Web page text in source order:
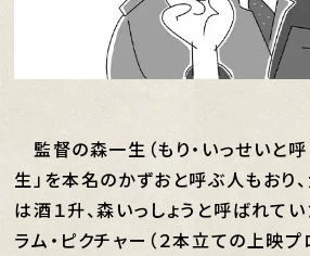
監督の森一生（もり・いっせいと
生」を本名のかずおと呼ぶ人もおり
は酒１升、森いっしょうと呼ばれて
ラム・ピクチャー（２本立ての上映